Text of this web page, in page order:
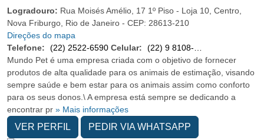
Logradouro: Rua Moisés Amélio, 17 1º Piso - Loja 10, Centro,
Nova Friburgo, Rio de Janeiro - CEP: 28613-210
Direções do mapa
Telefone:
(22) 2522-6590 Celular:
Mundo Pet é uma empresa criada com o objetivo de fornecer
produtos de alta qualidade para os animais de estimação, visando
sempre saúde e bem estar para os animais assim como conforto
para os seus donos.\ A empresa está sempre se dedicando a
encontrar pr » Mais informações
VER PERFIL PEDIR VIA WHATSAPP